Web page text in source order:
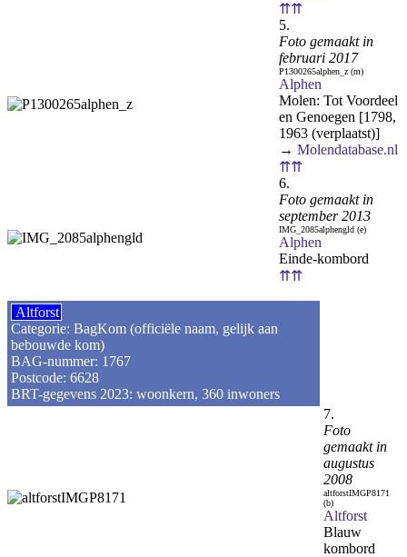
⇈⇈
5.
Foto gemaakt in
februari 2017
P1300265alphen_z (m)
Alphen
Molen: Tot Voordeel
en Genoegen [1798,
1963 (verplaatst)]
→ Molendatabase.nl
⇈⇈
6.
Foto gemaakt in
september 2013
IMG_2085alphengld (e)
Alphen
Einde-kombord
⇈⇈
Altforst
Categorie: BagKom (officiële naam, gelijk aan
bebouwde kom)
BAG-nummer: 1767
Postcode: 6628
BRT-gegevens 2023: woonkern, 360 inwoners
7.
Foto
gemaakt in
augustus
2008
altforstIMGP8171
(b)
Altforst
Blauw
kombord